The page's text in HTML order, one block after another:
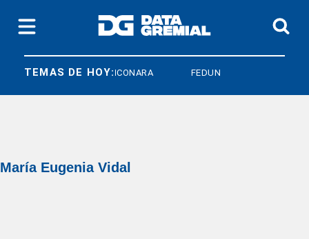
TEMAS DE HOY:
SICONARA FEDUN
María Eugenia Vidal